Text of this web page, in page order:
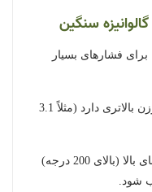
سنگین
برای فشارهای بسیار
: نسبت به لوله‌های سبک، وزن بالاتری دارد (مثلاً 3.1
: در دماهای بالا (بالای 200 درجه)
شود.